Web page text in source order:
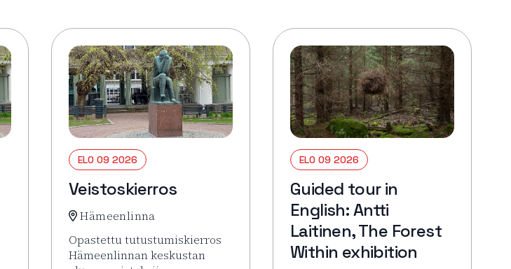
ELO 09 2026
Veistoskierros
Hämeenlinna
Opastettu tutustumiskierros
Hämeenlinnan keskustan
ELO 09 2026
Guided tour in
English: Antti
Laitinen, The Forest
Within exhibition